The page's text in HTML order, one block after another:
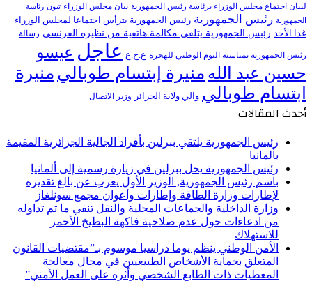
لبيان اجتماع مجلس الوزراء برئاسة رئيس الجمهورية بيان مجلس الوزراء تبون رئاسة
الجمهورية رئيس الجمهورية رئيس الجمهورية يترأس اجتماعا لمجلس الوزراء
غدا الأحد رئيس الجمهورية يتلقى مكالمة هاتفية من نظيره الفرنسي رسالة
رئيس الجمهورية بمناسبة اليوم الوطني للهجرة ع.ح.ع عاجل عيسو
حسين عبد الله منيرة إبتسام طوبالي منيرة
ابتسام طوبالي والي ولاية الجزائر وزير الاتصال
أحدث المقالات
رئيس الجمهورية يلتقي ببرلين بأفراد الجالية الجزائرية المقيمة
بألمانيا
رئيس الجمهورية يحل ببرلين في زيارة رسمية إلى ألمانيا
باسم رئيس الجمهورية, الوزير الأول يعرب عن بالغ تقديره
لإطارات وزارة الطاقة وإطارات وأعوان مجمع سونلغاز
وزارة الداخلية والجماعات المحلية والنقل تنفي ما تم تداوله
من ادعاءات حول عدم صلاحية فاكهة البطيخ الأحمر
للاستهلاك
الأمن الوطني ينظم يوما دراسيا موسوم بـ”مقتضيات القانون
المتعلق بحماية الأشخاص الطبيعيين في مجال معالجة
المعطيات ذات الطابع الشخصي وأثره على العمل الأمني”